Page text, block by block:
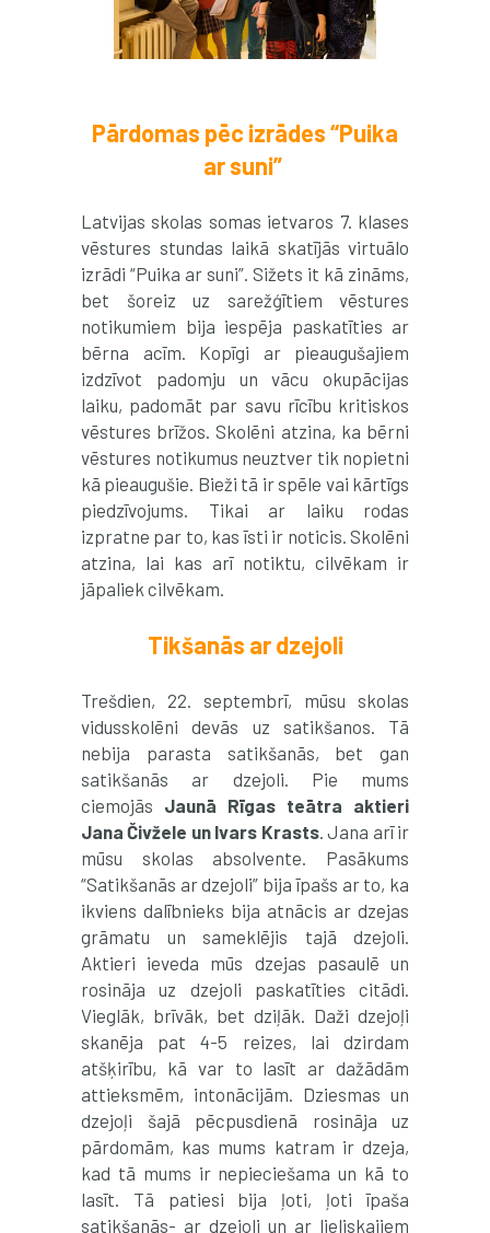
Pārdomas pēc izrādes “Puika
ar suni”
Latvijas skolas somas ietvaros 7. klases
vēstures stundas laikā skatījās virtuālo
izrādi “Puika ar suni”. Sižets it kā zināms,
bet šoreiz uz sarežģītiem vēstures
notikumiem bija iespēja paskatīties ar
bērna acīm. Kopīgi ar pieaugušajiem
izdzīvot padomju un vācu okupācijas
laiku, padomāt par savu rīcību kritiskos
vēstures brīžos. Skolēni atzina, ka bērni
vēstures notikumus neuztver tik nopietni
kā pieaugušie. Bieži tā ir spēle vai kārtīgs
piedzīvojums. Tikai ar laiku rodas
izpratne par to, kas īsti ir noticis. Skolēni
atzina, lai kas arī notiktu, cilvēkam ir
jāpaliek cilvēkam.
Tikšanās ar dzejoli
Trešdien, 22. septembrī, mūsu skolas
vidusskolēni devās uz satikšanos. Tā
nebija parasta satikšanās, bet gan
satikšanās ar dzejoli. Pie mums
ciemojās Jaunā Rīgas teātra aktieri
Jana Čivžele un Ivars Krasts. Jana arī ir
mūsu skolas absolvente. Pasākums
“Satikšanās ar dzejoli” bija īpašs ar to, ka
ikviens dalībnieks bija atnācis ar dzejas
grāmatu un sameklējis tajā dzejoli.
Aktieri ieveda mūs dzejas pasaulē un
rosināja uz dzejoli paskatīties citādi.
Vieglāk, brīvāk, bet dziļāk. Daži dzejoļi
skanēja pat 4-5 reizes, lai dzirdam
atšķirību, kā var to lasīt ar dažādām
attieksmēm, intonācijām. Dziesmas un
dzejoļi šajā pēcpusdienā rosināja uz
pārdomām, kas mums katram ir dzeja,
kad tā mums ir nepieciešama un kā to
lasīt. Tā patiesi bija ļoti, ļoti īpaša
satikšanās- ar dzejoli un ar lieliskajiem